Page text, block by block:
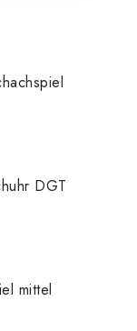
DGT
mittel